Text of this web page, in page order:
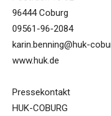
96444 Coburg
09561-96-2084
karin.benning@huk-
www.huk.de
Pressekontakt
HUK-COBURG